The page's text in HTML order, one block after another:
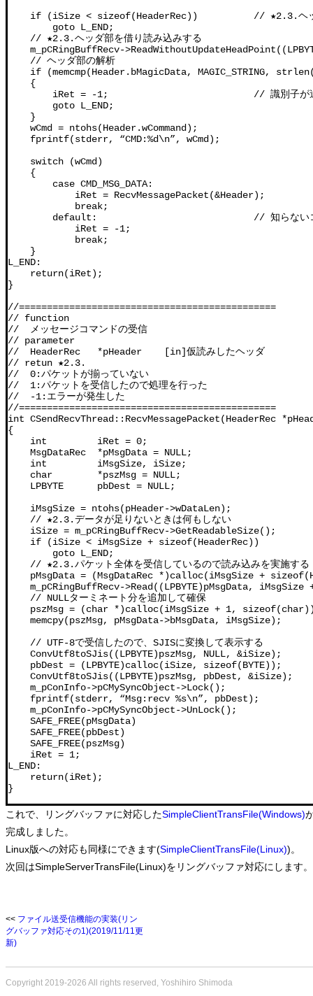
if (iSize < sizeof(HeaderRec))          // ★2.3.ヘッ
        goto L_END;
    // ★2.3.ヘッダ部を借り読み込みする
m_pCRingBuffRecv-
    // ヘッダ部の解析
if (memcmp(Header.bMagicData, MAGIC_STRING,
    {
iRet = -1;                          // 識別子が
        goto L_END;
    }
    wCmd = ntohs(Header.wCommand);
    fprintf(stderr, “CMD:%d\n”, wCmd);
    switch (wCmd)
    {
        case CMD_MSG_DATA:
            iRet = RecvMessagePacket(&Header);
            break;
default:                            // 知らない
            iRet = -1;
            break;
    }
L_END:
    return(iRet);
}
//==============================================
// function
//  メッセージコマンドの受信
// parameter
//  HeaderRec   *pHeader    [in]仮読みしたヘッダ
// retun ★2.3.
//  0:パケットが揃っていない
//  1:パケットを受信したので処理を行った
//  -1:エラーが発生した
//==============================================
int CSendRecvThread::RecvMessagePacket(HeaderRec
{
    int         iRet = 0;
    MsgDataRec  *pMsgData = NULL;
    int         iMsgSize, iSize;
    char        *pszMsg = NULL;
    LPBYTE      pbDest = NULL;
    iMsgSize = ntohs(pHeader->wDataLen);
    // ★2.3.データが足りないときは何もしない
    iSize = m_pCRingBuffRecv->GetReadableSize();
    if (iSize < iMsgSize + sizeof(HeaderRec))
        goto L_END;
    // ★2.3.パケット全体を受信しているので読み込みを実施する
pMsgData = (MsgDataRec *)calloc(iMsgSize +
m_pCRingBuffRecv->Read((LPBYTE)pMsgData, iMsgSize
    // NULLターミネート分を追加して確保
pszMsg = (char *)calloc(iMsgSize + 1,
    memcpy(pszMsg, pMsgData->bMsgData, iMsgSize);
    // UTF-8で受信したので、SJISに変換して表示する
    ConvUtf8toSJis((LPBYTE)pszMsg, NULL, &iSize);
    pbDest = (LPBYTE)calloc(iSize, sizeof(BYTE));
    ConvUtf8toSJis((LPBYTE)pszMsg, pbDest, &iSize);
    m_pConInfo->pCMySyncObject->Lock();
    fprintf(stderr, “Msg:recv %s\n”, pbDest);
    m_pConInfo->pCMySyncObject->UnLock();
    SAFE_FREE(pMsgData)
    SAFE_FREE(pbDest)
    SAFE_FREE(pszMsg)
    iRet = 1;
L_END:
    return(iRet);
}
これで、リングバッファに対応したSimpleClientTransFile(Windows)
完成しました。
Linux版への対応も同様にできます(SimpleClientTransFile(Linux))。
次回はSimpleServerTransFile(Linux)をリングバッファ対応にします。
<< ファイル送受信機能の実装(リン
グバッファ対応その1)(2019/11/11更
新)
Copyright 2019-2026 All rights reserved, Yoshihiro Shimoda